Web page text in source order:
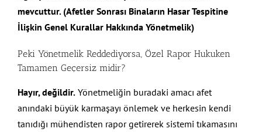
mevcuttur. (Afetler Sonrası Binaların Hasar Tespitine
İlişkin Genel Kurallar Hakkında Yönetmelik)
Peki Yönetmelik Reddediyorsa, Özel Rapor Hukuken
Tamamen Geçersiz midir?
Hayır, değildir.Yönetmeliğin buradaki amacı afet
anındaki büyük karmaşayı önlemek ve herkesin kendi
tanıdığı mühendisten rapor getirerek sistemi tıkamasını